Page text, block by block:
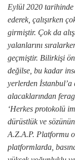
Eylül 2020 tarihinde
ederek, çalışırken
girmiştir. Çok da
yalanlarını
geçmiştir. Bilirkişi
değilse, bu kadar
yerlerden
alacaklarından
‘Herkes protokolü
dürüstlük ve
A.Z.A.P. Platformu
platformlarda,